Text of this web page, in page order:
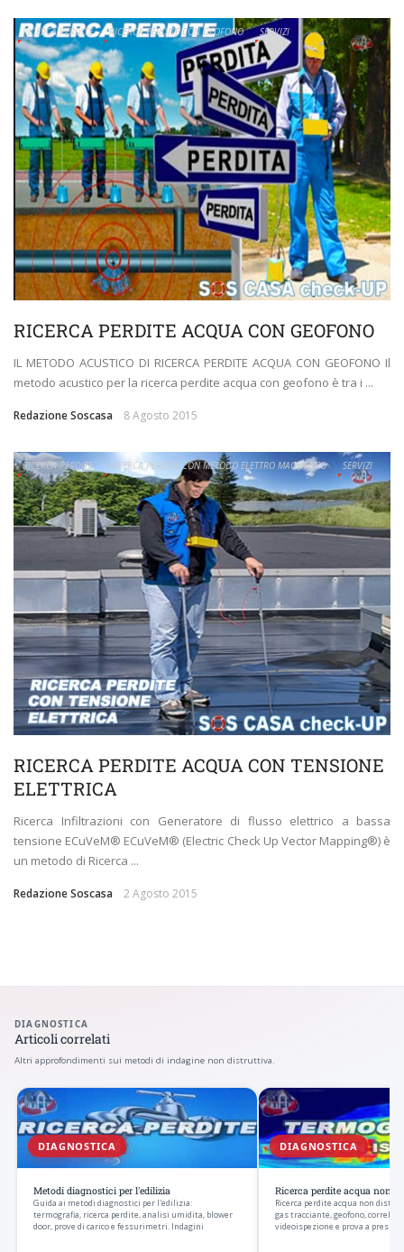
RICERCA PERDITE RICERCA PERDITE CON GEOFONO SERVIZI
RICERCA PERDITE ACQUA CON GEOFONO
IL METODO ACUSTICO DI RICERCA PERDITE ACQUA CON GEOFONO Il
metodo acustico per la ricerca perdite acqua con geofono è tra i ...
Redazione Soscasa 8 Agosto 2015
RICERCA PERDITE RICERCA PERDITE CON METODO ELETTRO MAGNETICO SERVIZI
RICERCA PERDITE ACQUA CON TENSIONE
ELETTRICA
Ricerca Infiltrazioni con Generatore di flusso elettrico a bassa
tensione ECuVeM® ECuVeM® (Electric Check Up Vector Mapping®) è
un metodo di Ricerca ...
Redazione Soscasa 2 Agosto 2015
DIAGNOSTICA
Articoli correlati
Altri approfondimenti sui metodi di indagine non distruttiva.
DIAGNOSTICA
Metodi diagnostici per l'edilizia
Guida ai metodi diagnostici per l'edilizia:
termografia, ricerca perdite, analisi umidita, blower
door, prove di carico e fessurimetri. Indagini
DIAGNOSTICA
Ricerca perdite acqua non
Ricerca perdite acqua non
gas tracciante, geofono,
videoispezione e prova a